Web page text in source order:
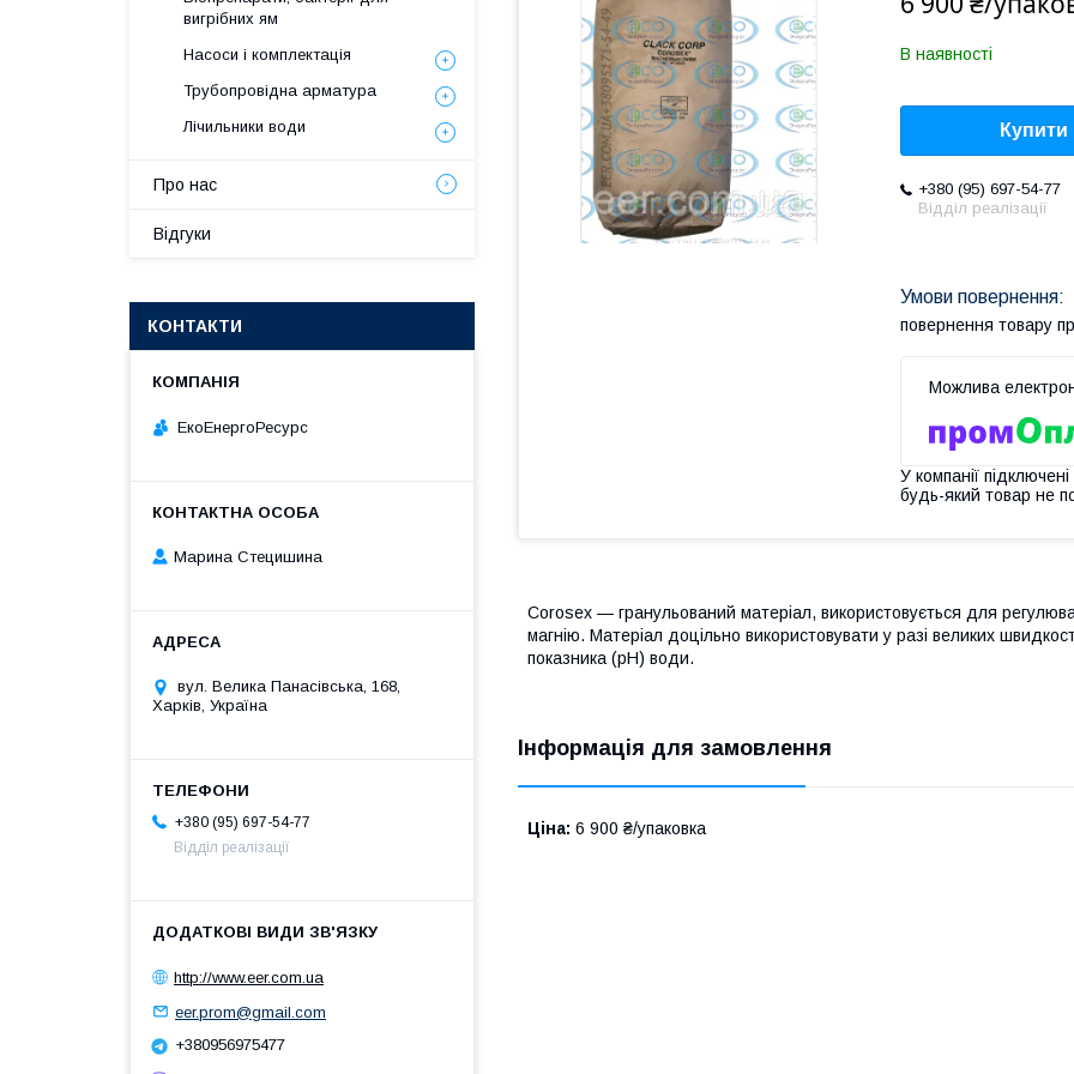
В наявності
Купити
+380 (95) 697-54-77
Відділ реалізації
повернення товару
У компанії
будь-який товар не
Corosex — гранульований матеріал, використовується для
магнію. Матеріал доцільно використовувати у разі великих
показника (рН) води.
Інформація для замовлення
Ціна: 6 900 ₴/упаковка
вигрібних ям
Насоси і комплектація
Трубопровідна арматура
Лічильники води
Про нас
Відгуки
КОНТАКТИ
ЕкоЕнергоРесурс
Марина Стецишина
вул. Велика Панасівська, 168,
Харків, Україна
+380 (95) 697-54-77
Відділ реалізації
http://www.eer.com.ua
eer.prom@gmail.com
+380956975477